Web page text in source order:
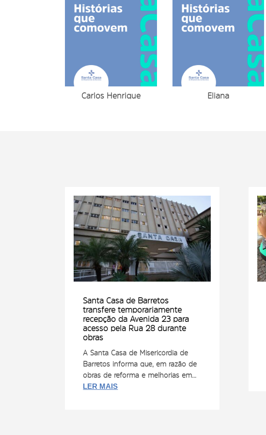
Carlos Henrique Eliana
Santa Casa de Barretos
transfere temporariamente
recepção da Avenida 23 para
acesso pela Rua 28 durante
obras
A Santa Casa de Misericórdia de
Barretos informa que, em razão de
obras de reforma e melhorias em...
LER MAIS